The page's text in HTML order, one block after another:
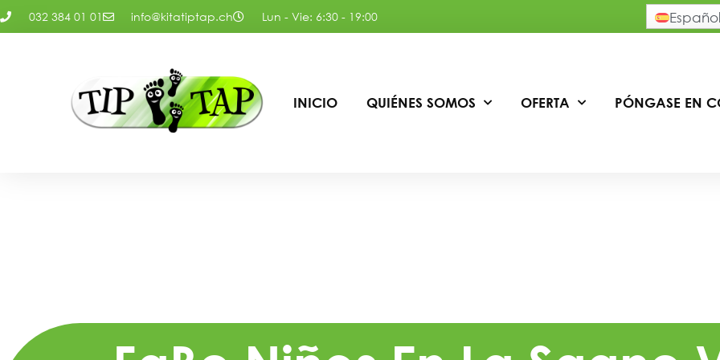
032 384 01 01 info@kitatiptap.ch Lun - Vie: 6:30 - 19:00 Español
INICIO QUIÉNES SOMOS OFERTA PÓNGASE EN